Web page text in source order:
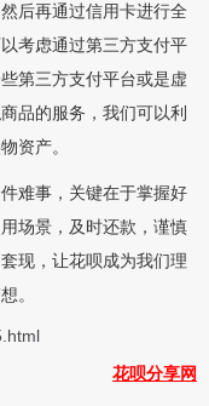
后再通过信用卡进行全
考虑通过第三方支付平
第三方支付平台或是虚
品的服务，我们可以利
资产。
难事，关键在于掌握好
场景，及时还款，谨慎
现，让花呗成为我们理
。
花呗分享网